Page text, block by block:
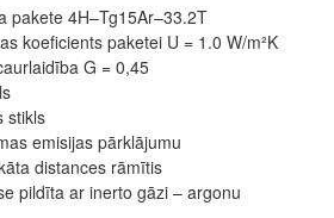
pakete 4H–Tg15Ar–33.2T
koeficients paketei U = 1.0 W/m²K
G = 0,45
stikls
emisijas pārklājumu
distances rāmītis
pildīta ar inerto gāzi – argonu